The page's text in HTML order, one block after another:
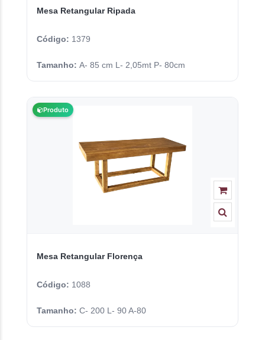
Mesa Retangular Ripada
Código: 1379
Tamanho: A- 85 cm L- 2,05mt P- 80cm
Produto
Mesa Retangular Florença
Código: 1088
Tamanho: C- 200 L- 90 A-80